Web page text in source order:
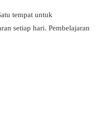
tempat untuk
setiap hari. Pembelajaran